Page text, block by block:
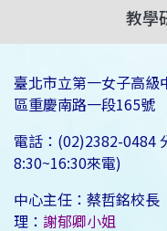
教學
臺北市立第一女子高
區重慶南路一段165號
電話：(02)2382-0484
8:30~16:30來電)
中心主任：蔡哲銘校
理： 謝郁卿小姐